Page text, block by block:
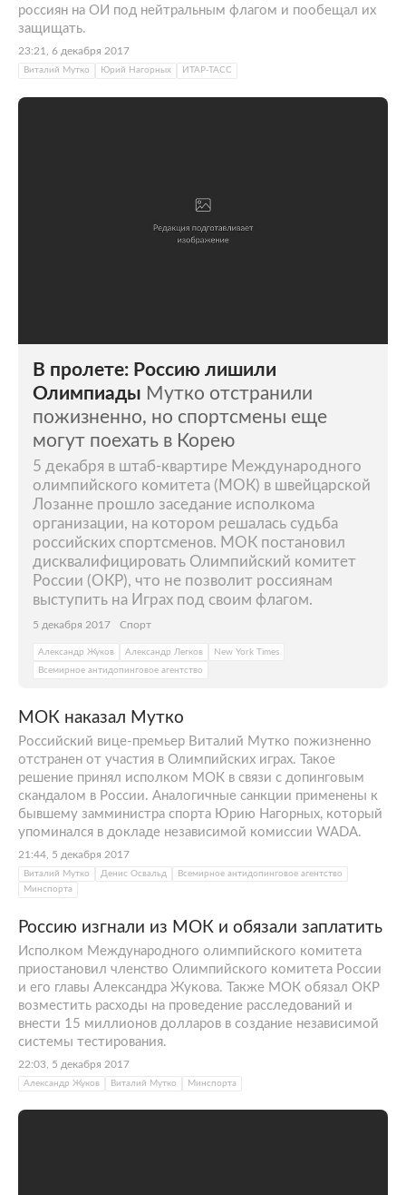
россиян на ОИ под нейтральным флагом и пообещал их
защищать.
23:21, 6 декабря 2017
Виталий Мутко Юрий Нагорных ИТАР-ТАСС
В пролете: Россию лишили
Олимпиады Мутко отстранили
пожизненно, но спортсмены еще
могут поехать в Корею
5 декабря в штаб-квартире Международного
олимпийского комитета (МОК) в швейцарской
Лозанне прошло заседание исполкома
организации, на котором решалась судьба
российских спортсменов. МОК постановил
дисквалифицировать Олимпийский комитет
России (ОКР), что не позволит россиянам
выступить на Играх под своим флагом.
5 декабря 2017 Спорт
Александр Жуков Александр Легков
New York Times
Всемирное антидопинговое агентство
МОК наказал Мутко
Российский вице-премьер Виталий Мутко пожизненно
отстранен от участия в Олимпийских играх. Такое
решение принял исполком МОК в связи с допинговым
скандалом в России. Аналогичные санкции применены к
бывшему замминистра спорта Юрию Нагорных, который
упоминался в докладе независимой комиссии WADA.
21:44, 5 декабря 2017
Виталий Мутко Денис Освальд
Всемирное антидопинговое агентство
Минспорта
Россию изгнали из МОК и обязали заплатить
Исполком Международного олимпийского комитета
приостановил членство Олимпийского комитета России
и его главы Александра Жукова. Также МОК обязал ОКР
возместить расходы на проведение расследований и
внести 15 миллионов долларов в создание независимой
системы тестирования.
22:03, 5 декабря 2017
Александр Жуков Виталий Мутко Минспорта